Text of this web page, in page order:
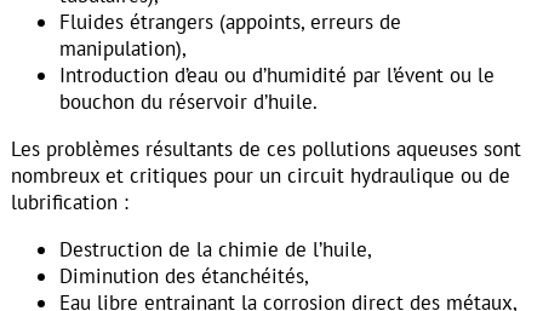
Fluides étrangers (appoints, erreurs de
manipulation),
Introduction d’eau ou d’humidité par l’évent ou le
bouchon du réservoir d’huile.
Les problèmes résultants de ces pollutions aqueuses sont
nombreux et critiques pour un circuit hydraulique ou de
lubrification :
Destruction de la chimie de l’huile,
Diminution des étanchéités,
Eau libre entrainant la corrosion direct des métaux,